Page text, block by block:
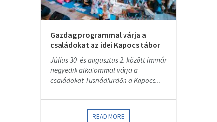
Gazdag programmal várja a
családokat az idei Kapocs tábor
Július 30. és augusztus 2. között immár
negyedik alkalommal várja a
családokat Tusnádfürdőn a Kapocs...
READ MORE